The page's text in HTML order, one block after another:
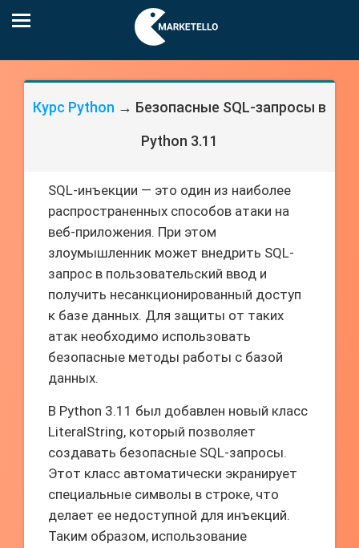
Курс Python → Безопасные SQL-запросы в
Python 3.11
SQL-инъекции — это один из наиболее
распространенных способов атаки на
веб-приложения. При этом
злоумышленник может внедрить SQL-
запрос в пользовательский ввод и
получить несанкционированный доступ
к базе данных. Для защиты от таких
атак необходимо использовать
безопасные методы работы с базой
данных.
В Python 3.11 был добавлен новый класс
LiteralString, который позволяет
создавать безопасные SQL-запросы.
Этот класс автоматически экранирует
специальные символы в строке, что
делает ее недоступной для инъекций.
Таким образом, использование